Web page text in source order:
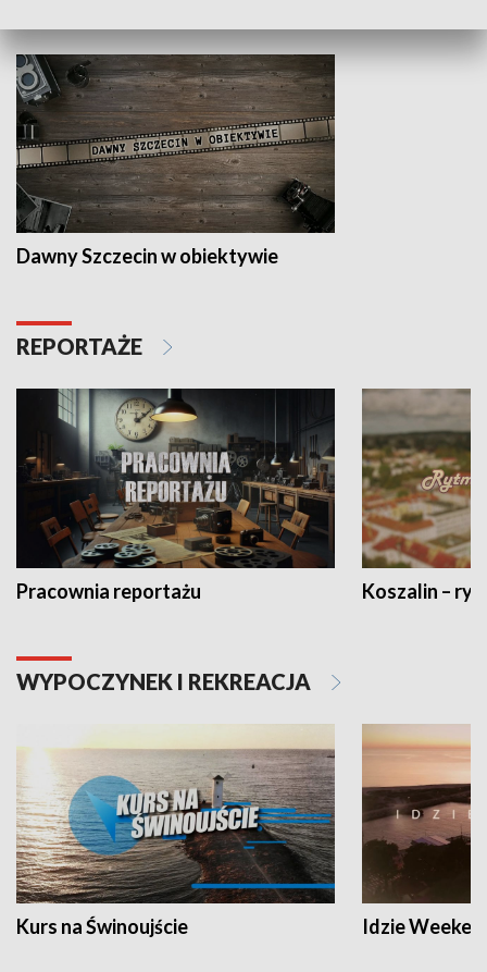
Dawny Szczecin w obiektywie
REPORTAŻE
Pracownia reportażu Koszalin –
WYPOCZYNEK I REKREACJA
Kurs na Świnoujście Idzie